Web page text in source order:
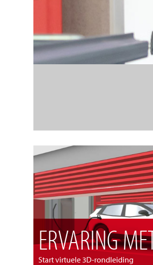
ERVARING
Start virtuele 3D-rondleiding